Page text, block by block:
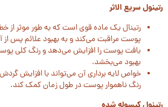
رتینول سریع الاثر
رتینال یک ماده قوی است که به طور موثر از
پوست مراقبت می‌کند و به بهبود علائم پس
بافت پوست را افزایش می‌دهد و رنگ کلی
بهبود می‌بخشد.
خواص لایه برداری آن می‌تواند با افزایش
رنگ ناهموار پوست در طول زمان کمک کند.